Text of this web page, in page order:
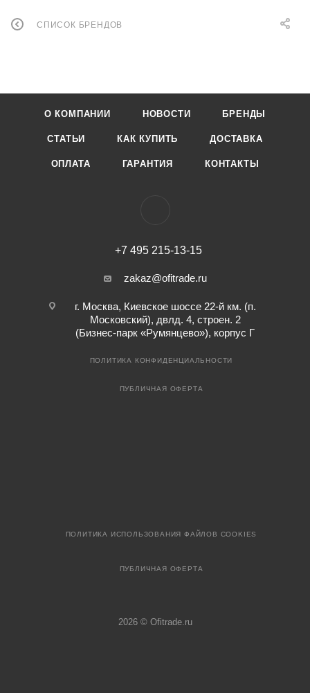
СПИСОК БРЕНДОВ
О КОМПАНИИ НОВОСТИ БРЕНДЫ
СТАТЬИ КАК КУПИТЬ ДОСТАВКА
ОПЛАТА ГАРАНТИЯ КОНТАКТЫ
+7 495 215-13-15
zakaz@ofitrade.ru
г. Москва, Киевское шоссе 22-й км. (п.
Московский), двлд. 4, строен. 2
(Бизнес-парк «Румянцево»), корпус Г
ПОЛИТИКА КОНФИДЕНЦИАЛЬНОСТИ
ПУБЛИЧНАЯ ОФЕРТА
ПОЛИТИКА ИСПОЛЬЗОВАНИЯ ФАЙЛОВ COOKIES
ПУБЛИЧНАЯ ОФЕРТА
2026 © Ofitrade.ru